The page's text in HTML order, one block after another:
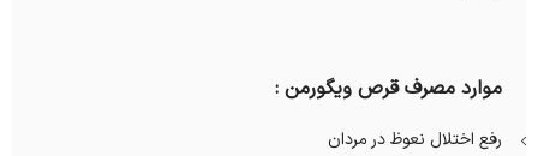
موارد مصرف قرص ویگورمن :
رفع اختلال نعوظ در مردان